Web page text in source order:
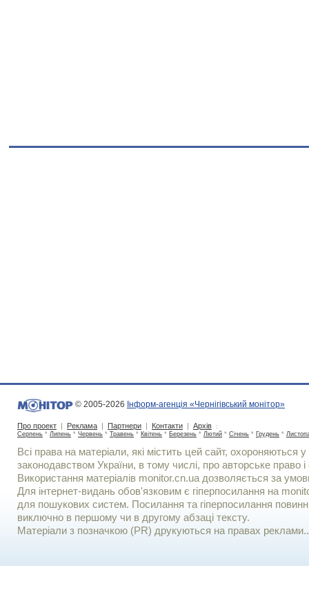
© 2005-2026 Інформ-агенція «Чернігівський монітор»
Про проект | Реклама | Партнери | Контакти | Архів :
Серпень * Липень * Червень * Травень * Квітень * Березень * Лютий * Січень * Грудень *
Всі права на матеріали, які містить цей сайт, охороняються у
законодавством України, в тому числі, про авторське право і
Використання матерiалiв monitor.cn.ua дозволяється за
Для iнтернет-видань обов'язковим є гiперпосилання на
для пошукових систем. Посилання та гіперпосилання
виключно в першому чи в другому абзаці тексту.
Матеріали з позначкою (PR) друкуються на правах реклами..